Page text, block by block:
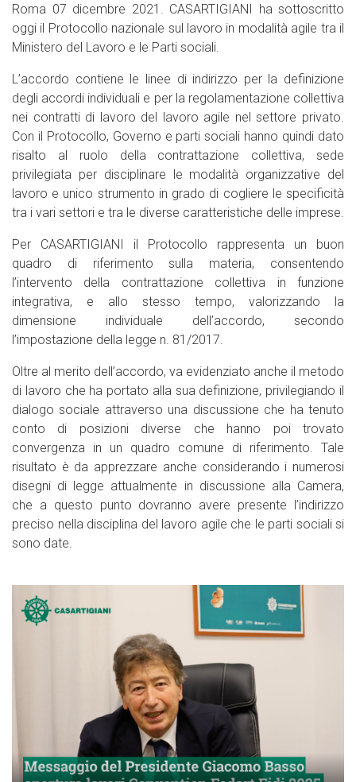
Roma 07 dicembre 2021. CASARTIGIANI ha sottoscritto
oggi il Protocollo nazionale sul lavoro in modalità agile tra il
Ministero del Lavoro e le Parti sociali.
L’accordo contiene le linee di indirizzo per la definizione
degli accordi individuali e per la regolamentazione collettiva
nei contratti di lavoro del lavoro agile nel settore privato.
Con il Protocollo, Governo e parti sociali hanno quindi dato
risalto al ruolo della contrattazione collettiva, sede
privilegiata per disciplinare le modalità organizzative del
lavoro e unico strumento in grado di cogliere le specificità
tra i vari settori e tra le diverse caratteristiche delle imprese.
Per CASARTIGIANI il Protocollo rappresenta un buon
quadro di riferimento sulla materia, consentendo
l’intervento della contrattazione collettiva in funzione
integrativa, e allo stesso tempo, valorizzando la
dimensione individuale dell’accordo, secondo
l’impostazione della legge n. 81/2017.
Oltre al merito dell’accordo, va evidenziato anche il metodo
di lavoro che ha portato alla sua definizione, privilegiando il
dialogo sociale attraverso una discussione che ha tenuto
conto di posizioni diverse che hanno poi trovato
convergenza in un quadro comune di riferimento. Tale
risultato è da apprezzare anche considerando i numerosi
disegni di legge attualmente in discussione alla Camera,
che a questo punto dovranno avere presente l’indirizzo
preciso nella disciplina del lavoro agile che le parti sociali si
sono date.